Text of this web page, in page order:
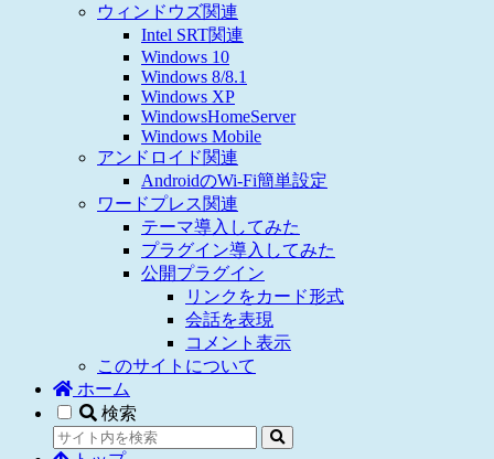
ウィンドウズ関連
Intel SRT関連
Windows 10
Windows 8/8.1
Windows XP
WindowsHomeServer
Windows Mobile
アンドロイド関連
AndroidのWi-Fi簡単設定
ワードプレス関連
テーマ導入してみた
プラグイン導入してみた
公開プラグイン
リンクをカード形式
会話を表現
コメント表示
このサイトについて
ホーム
検索